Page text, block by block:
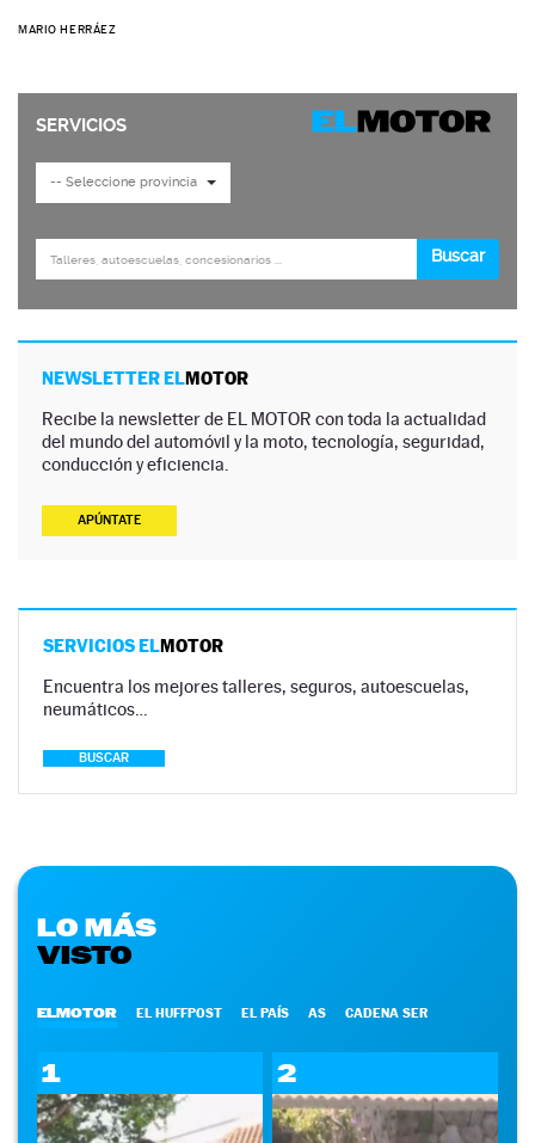
MARIO HERRÁEZ
NEWSLETTER ELMOTOR
Recibe la newsletter de EL MOTOR con toda la actualidad
del mundo del automóvil y la moto, tecnología, seguridad,
conducción y eficiencia.
APÚNTATE
SERVICIOS ELMOTOR
Encuentra los mejores talleres, seguros, autoescuelas,
neumáticos…
BUSCAR
LO MÁS
VISTO
ELMOTOR EL HUFFPOST EL PAÍS AS CADENA SER
1 2